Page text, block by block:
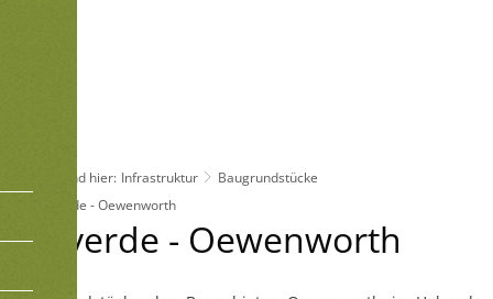
Sie sind hier: Infrastruktur
Baugrundstücke
Halverde - Oewenworth
Halverde
Halverde - Oewenworth